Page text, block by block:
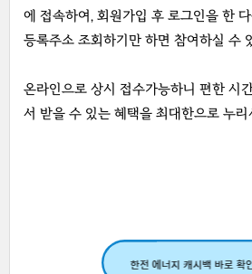
에 접속하여, 회원가입 후 로그인을 한
등록주소 조회하기만 하면 참여하실 수
온라인으로 상시 접수가능하니 편한 시
서 받을 수 있는 혜택을 최대한으로 누